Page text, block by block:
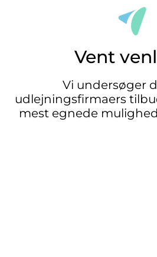
Vent
Vi undersøger
udlejningsfirmaers
mest egnede